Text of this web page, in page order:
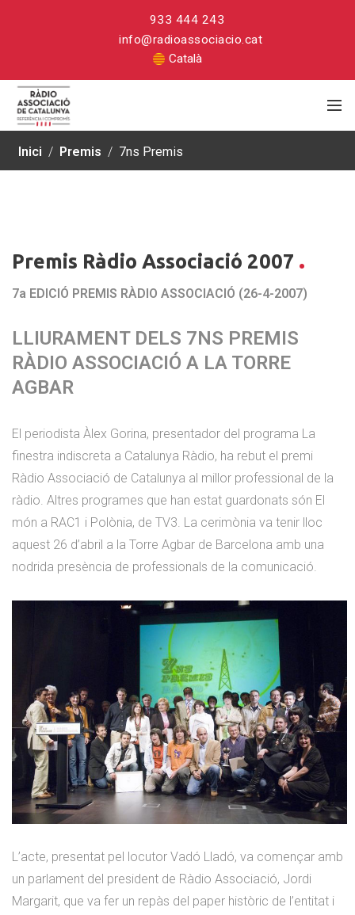
933 444 243
info@radioassociacio.cat
Català
Inici / Premis / 7ns Premis
Premis Ràdio Associació 2007
7a EDICIÓ PREMIS RÀDIO ASSOCIACIÓ (26-4-2007)
LLIURAMENT DELS 7NS PREMIS
RÀDIO ASSOCIACIÓ A LA TORRE
AGBAR
El periodista Àlex Gorina, presentador del programa La
finestra indiscreta a Catalunya Ràdio, ha rebut el premi
Ràdio Associació de Catalunya al millor professional de la
ràdio. Altres programes que han estat guardonats són El
món a RAC1 i Polònia, de TV3. La cerimònia va tenir lloc
aquest 26 d’abril a la Torre Agbar de Barcelona amb una
nodrida presència de professionals de la comunicació.
L’acte, presentat pel locutor Vadó Lladó, va començar amb
un parlament del president de Ràdio Associació, Jordi
Margarit, que va fer un repàs del paper històric de l’entitat i